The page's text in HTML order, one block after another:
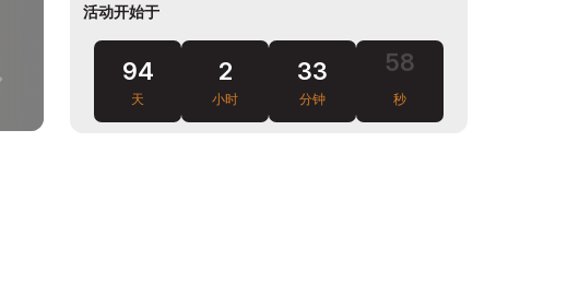
活动开始于
94
天
2
小时
33
分钟
57
秒